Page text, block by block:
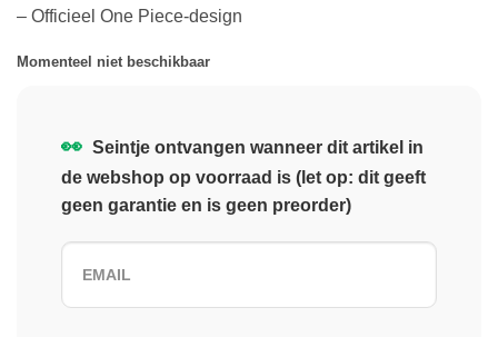
– Officieel One Piece‑design
Momenteel niet beschikbaar
👀 Seintje ontvangen wanneer dit artikel in
de webshop op voorraad is (let op: dit geeft
geen garantie en is geen preorder)